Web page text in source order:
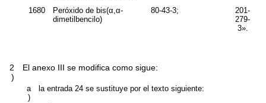
1680
Peróxido de bis(α,α-
dimetilbencilo)
80-43-3;
201-
279-
3».
2
)
El anexo III se modifica como sigue:
a
)
la entrada 24 se sustituye por el texto siguiente: